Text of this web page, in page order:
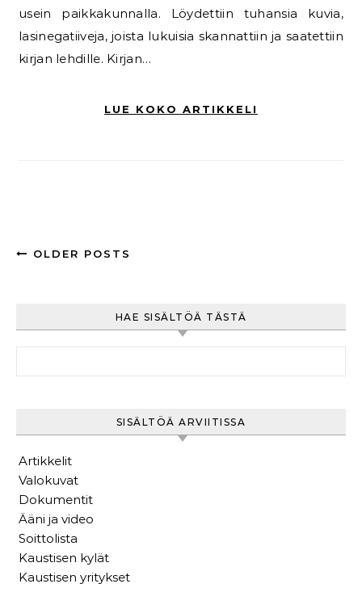
usein paikkakunnalla. Löydettiin tuhansia kuvia,
lasinegatiiveja, joista lukuisia skannattiin ja saatettiin
kirjan lehdille. Kirjan…
LUE KOKO ARTIKKELI
OLDER POSTS
HAE SISÄLTÖÄ TÄSTÄ
SISÄLTÖÄ ARVIITISSA
Artikkelit
Valokuvat
Dokumentit
Ääni ja video
Soittolista
Kaustisen kylät
Kaustisen yritykset